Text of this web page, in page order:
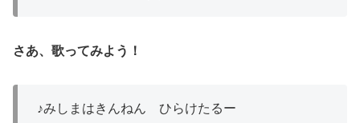
さあ、歌ってみよう！
♪みしまはきんねん ひらけたるー